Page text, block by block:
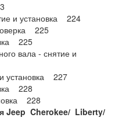
и установка 224
225
225
вала - снятие и
установка 227
228
228
Jeep Cherokee/ Liberty/